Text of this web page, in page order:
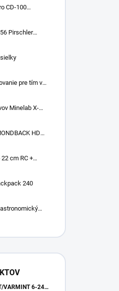
CD-100
plynov
Pirschler
zelený
pre tím v
Minelab X-
set
HD
22 cm RC +
240
Dwarf III
TASCO PUŠKOHĽAD TARGET/VARMINT 6-24X42 MILDOT